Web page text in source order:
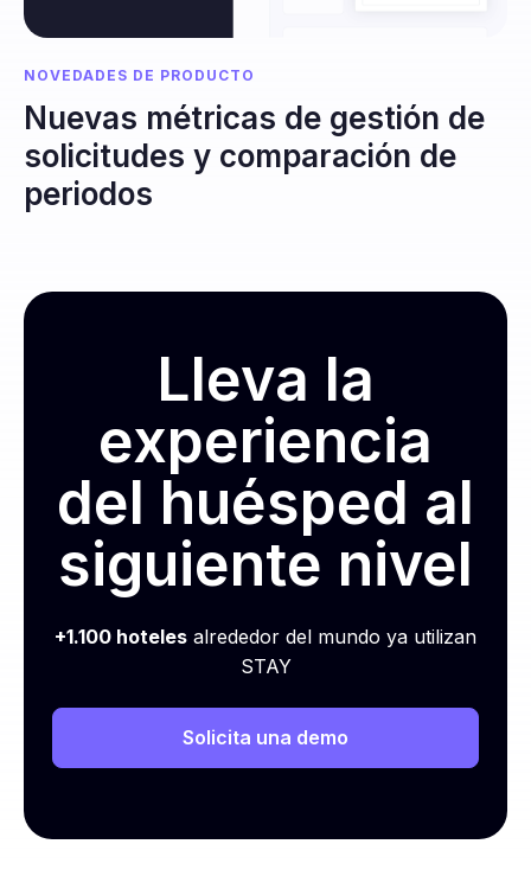
NOVEDADES DE PRODUCTO
Nuevas métricas de gestión de
solicitudes y comparación de
periodos
Lleva la
experiencia
del huésped al
siguiente nivel
+1.100 hoteles alrededor del mundo ya utilizan
STAY
Solicita una demo